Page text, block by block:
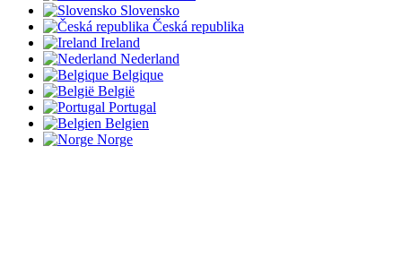
Slovensko
Česká republika
Ireland
Nederland
Belgique
België
Portugal
Belgien
Norge